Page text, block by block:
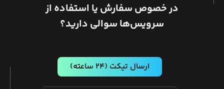
در خصوص سفارش یا استفاده از
سرویس‌ها سوالی دارید؟
ارسال تیکت (۲۴ ساعته)